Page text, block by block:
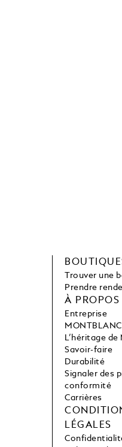
Trouver une
Prendre
À
Entreprise
L’héritage
Savoir-faire
Durabilité
Signaler des
conformité
Carrières
LÉGALES